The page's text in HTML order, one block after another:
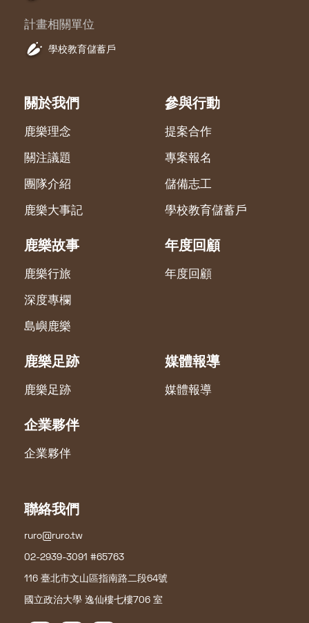
計畫相關單位
學校教育儲蓄戶
關於我們
鹿樂理念
關注議題
團隊介紹
鹿樂大事記
參與行動
提案合作
專案報名
儲備志工
學校教育儲蓄戶
鹿樂故事
鹿樂行旅
深度專欄
島嶼鹿樂
年度回顧
年度回顧
鹿樂足跡
鹿樂足跡
媒體報導
媒體報導
企業夥伴
企業夥伴
聯絡我們
ruro@ruro.tw
02-2939-3091 #65763
116 臺北市文山區指南路二段64號
國立政治大學 逸仙樓七樓706 室